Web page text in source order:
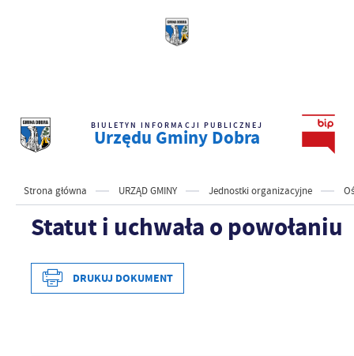
BIULETYN INFORMACJI PUBLICZNEJ
Urzędu Gminy Dobra
Strona główna URZĄD GMINY Jednostki organizacyjne
Statut i uchwała o powołaniu
DRUKUJ DOKUMENT